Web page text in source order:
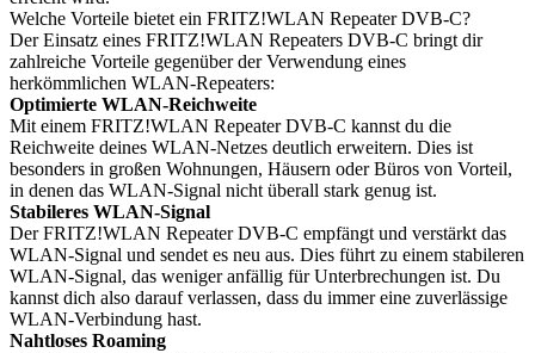
Welche Vorteile bietet ein FRITZ!WLAN Repeater DVB-C?
Der Einsatz eines FRITZ!WLAN Repeaters DVB-C bringt dir
zahlreiche Vorteile gegenüber der Verwendung eines
herkömmlichen WLAN-Repeaters:
Optimierte WLAN-Reichweite
Mit einem FRITZ!WLAN Repeater DVB-C kannst du die
Reichweite deines WLAN-Netzes deutlich erweitern. Dies ist
besonders in großen Wohnungen, Häusern oder Büros von Vorteil,
in denen das WLAN-Signal nicht überall stark genug ist.
Stabileres WLAN-Signal
Der FRITZ!WLAN Repeater DVB-C empfängt und verstärkt das
WLAN-Signal und sendet es neu aus. Dies führt zu einem stabileren
WLAN-Signal, das weniger anfällig für Unterbrechungen ist. Du
kannst dich also darauf verlassen, dass du immer eine zuverlässige
WLAN-Verbindung hast.
Nahtloses Roaming